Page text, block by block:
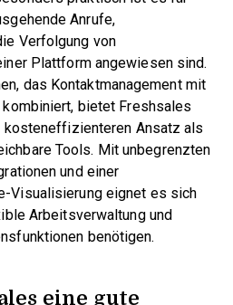
Anrufe,
Verfolgung von
Plattform angewiesen sind.
das Kontaktmanagement mit
bietet Freshsales
kosteneffizienteren Ansatz als
Tools. Mit unbegrenzten
und einer
Visualisierung eignet es sich
Arbeitsverwaltung und
benötigen.
eine gute